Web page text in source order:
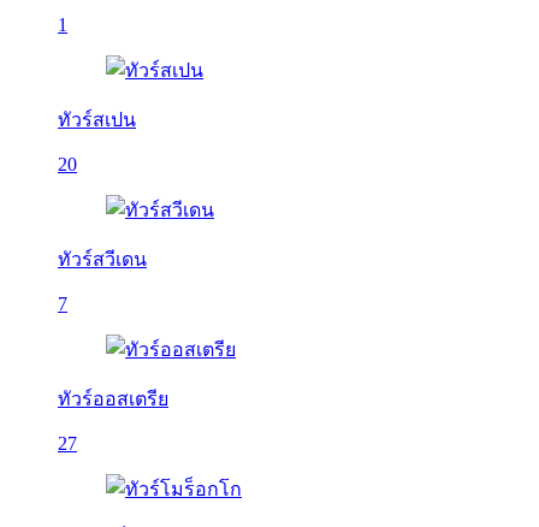
1
ทัวร์สเปน
20
ทัวร์สวีเดน
7
ทัวร์ออสเตรีย
27